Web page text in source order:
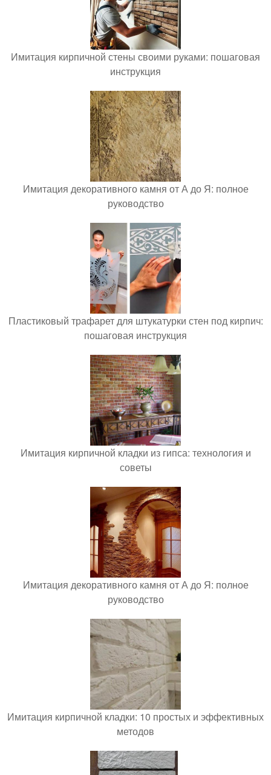
Имитация кирпичной стены своими руками: пошаговая
инструкция
Имитация декоративного камня от А до Я: полное
руководство
Пластиковый трафарет для штукатурки стен под кирпич:
пошаговая инструкция
Имитация кирпичной кладки из гипса: технология и
советы
Имитация декоративного камня от А до Я: полное
руководство
Имитация кирпичной кладки: 10 простых и эффективных
методов